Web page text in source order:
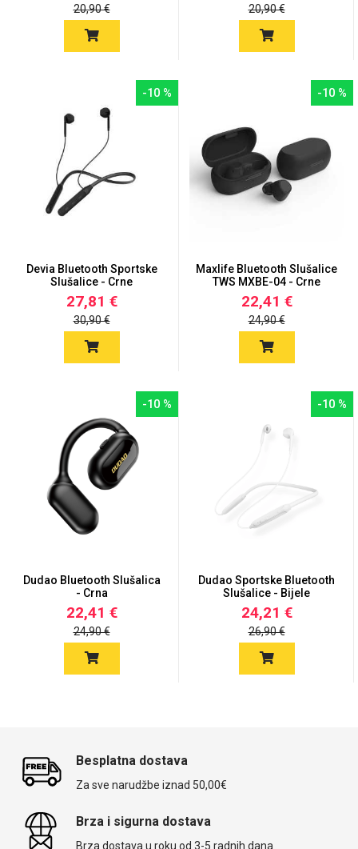
20,90 € 20,90 €
-10 %
Devia Bluetooth Sportske
Slušalice - Crne
27,81 €
30,90 €
-10 %
Maxlife Bluetooth Slušalice
TWS MXBE-04 - Crne
22,41 €
24,90 €
-10 %
Dudao Bluetooth Slušalica
- Crna
22,41 €
24,90 €
-10 %
Dudao Sportske Bluetooth
Slušalice - Bijele
24,21 €
26,90 €
Besplatna dostava
Za sve narudžbe iznad 50,00€
Brza i sigurna dostava
Brza dostava u roku od 3-5 radnih dana